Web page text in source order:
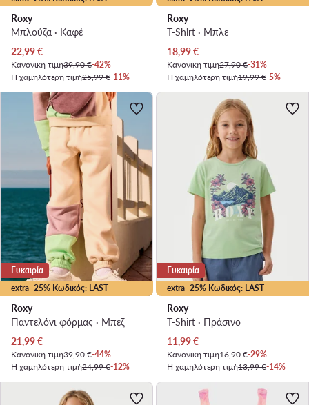
Roxy
Μπλούζα · Καφέ
Τρέχουσα τιμή
22,99€
Κανονική τιμή39,90 €-42%
Η χαμηλότερη τιμή25,99 €-11%
Roxy
T-Shirt · Μπλε
Τρέχουσα τιμή
18,99€
Κανονική τιμή27,90 €-31%
Η χαμηλότερη τιμή19,99 €-5%
extra -25% Κωδικός: LAST
Ευκαιρία
Roxy
Παντελόνι φόρμας · Μπεζ
Τρέχουσα τιμή
21,99€
Κανονική τιμή39,90 €-44%
Η χαμηλότερη τιμή24,99 €-12%
extra -25% Κωδικός: LAST
Ευκαιρία
Roxy
T-Shirt · Πράσινο
Τρέχουσα τιμή
11,99€
Κανονική τιμή16,90 €-29%
Η χαμηλότερη τιμή13,99 €-14%